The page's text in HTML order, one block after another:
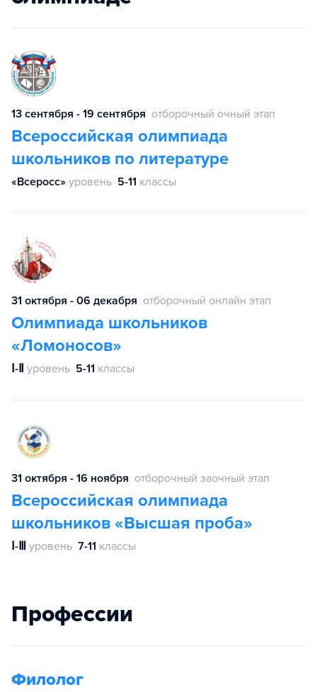
13 сентября - 19 сентября отборочный очный этап
Всероссийская олимпиада
школьников по литературе
«Всеросс» уровень 5-11 классы
31 октября - 06 декабря отборочный онлайн этап
Олимпиада школьников
«Ломоносов»
Ⅰ-Ⅱ уровень 5-11 классы
31 октября - 16 ноября отборочный заочный этап
Всероссийская олимпиада
школьников «Высшая проба»
Ⅰ-Ⅲ уровень 7-11 классы
Профессии
Филолог